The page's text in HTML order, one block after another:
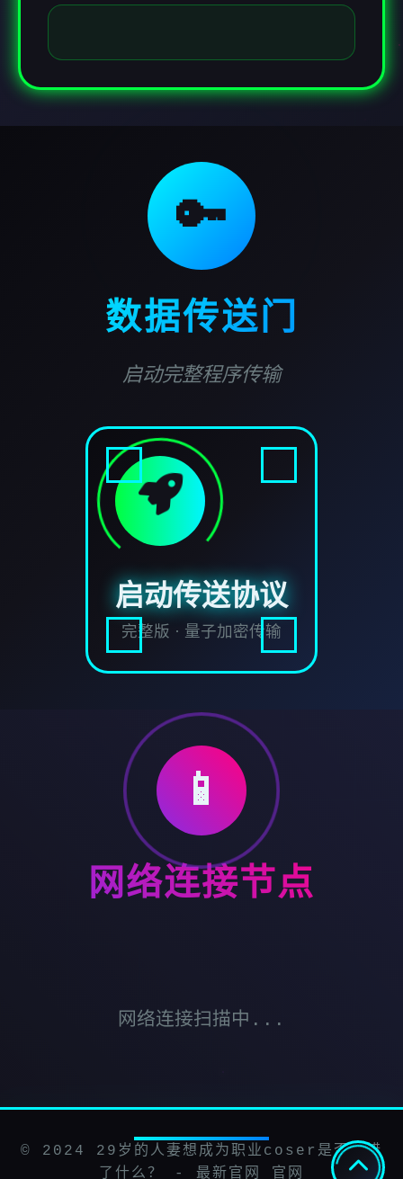
🔑
数据传送门
启动完整程序传输
启动传送协议
完整版 · 量子加密传输
📱
网络连接节点
网络连接扫描中...
© 2024 29岁的人妻想成为职业coser是否搞错
了什么？ - 最新官网 官网